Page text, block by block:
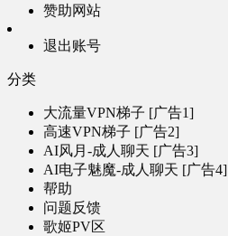
赞助网站
退出账号
分类
大流量VPN梯子 [广告1]
高速VPN梯子 [广告2]
AI风月-成人聊天 [广告3]
AI电子魅魔-成人聊天 [广告4]
帮助
问题反馈
歌姬PV区